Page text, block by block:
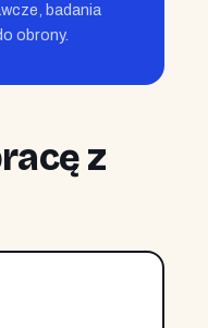
badania
obrony.
z